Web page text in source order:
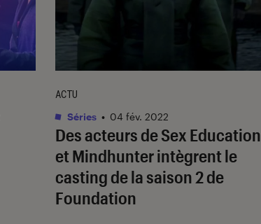
Des acteurs de Sex Education
et Mindhunter intègrent le
casting de la saison 2 de
Foundation
ACTU
Séries • 04 fév. 2022